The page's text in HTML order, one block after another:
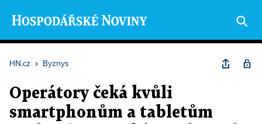
HN.cz › Byznys
Operátory čeká kvůli
smartphonům a tabletům